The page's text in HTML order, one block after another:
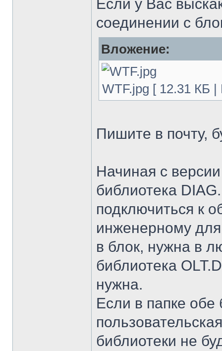
Если у Вас
соединении с
Вложение:
WTF.jpg [ 12.31 КБ
Пишите в почту,
Начиная с
библиотека
подключиться к
инженерному
в блок, нужна в
библиотека
нужна.
Если в папке обе
библиотеки не